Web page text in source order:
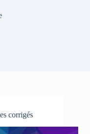
corrigés